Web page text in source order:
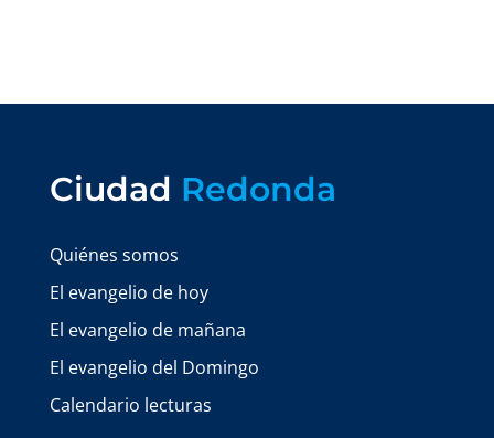
Ciudad Redonda
Quiénes somos
El evangelio de hoy
El evangelio de mañana
El evangelio del Domingo
Calendario lecturas